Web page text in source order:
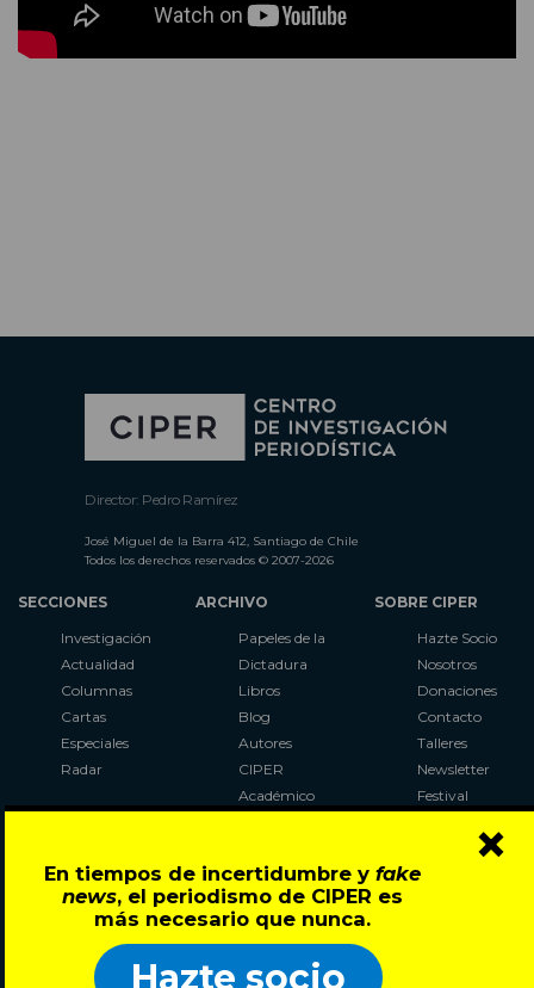
En tiempos de incertidumbre y fake
news, el periodismo de CIPER es
más necesario que nunca.
Hazte socio
×
Director: Pedro Ramírez
José Miguel de la Barra 412, Santiago de Chile
Todos los derechos reservados © 2007-2026
SECCIONES
Investigación
Actualidad
Columnas
Cartas
Especiales
Radar
ARCHIVO
Papeles de la
Dictadura
Libros
Blog
Autores
CIPER
Académico
Al Plebiscito
con CIPER
SOBRE CIPER
Hazte Socio
Nosotros
Donaciones
Contacto
Talleres
Newsletter
Festival